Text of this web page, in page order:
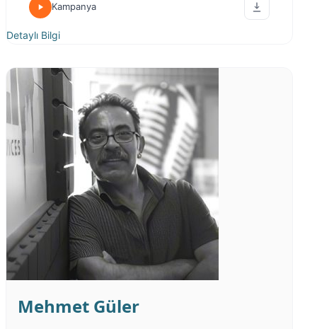
Kampanya
Detaylı Bilgi
Mehmet Güler